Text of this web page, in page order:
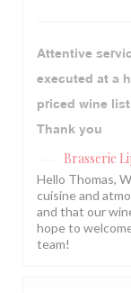
Attentive
executed at a
priced wine
Thank you
Brasserie
Hello Thomas,
cuisine and
and that our
hope to
team!